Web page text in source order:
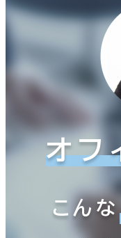
オフ
こんな